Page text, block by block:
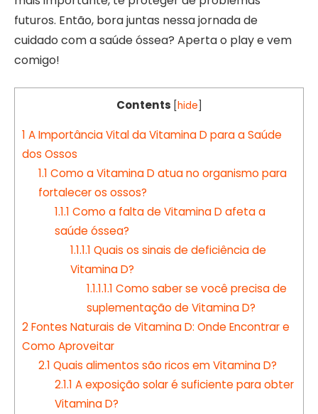
futuros. Então, bora juntas nessa jornada de
cuidado com a saúde óssea? Aperta o play e vem
comigo!
Contents hide
1 A Importância Vital da Vitamina D para a Saúde
dos Ossos
1.1 Como a Vitamina D atua no organismo para
fortalecer os ossos?
1.1.1 Como a falta de Vitamina D afeta a
saúde óssea?
1.1.1.1 Quais os sinais de deficiência de
Vitamina D?
1.1.1.1.1 Como saber se você precisa de
suplementação de Vitamina D?
2Fontes Naturais de Vitamina D: Onde Encontrar e
Como Aproveitar
2.1 Quais alimentos são ricos em Vitamina D?
2.1.1 A exposição solar é suficiente para obter
Vitamina D?